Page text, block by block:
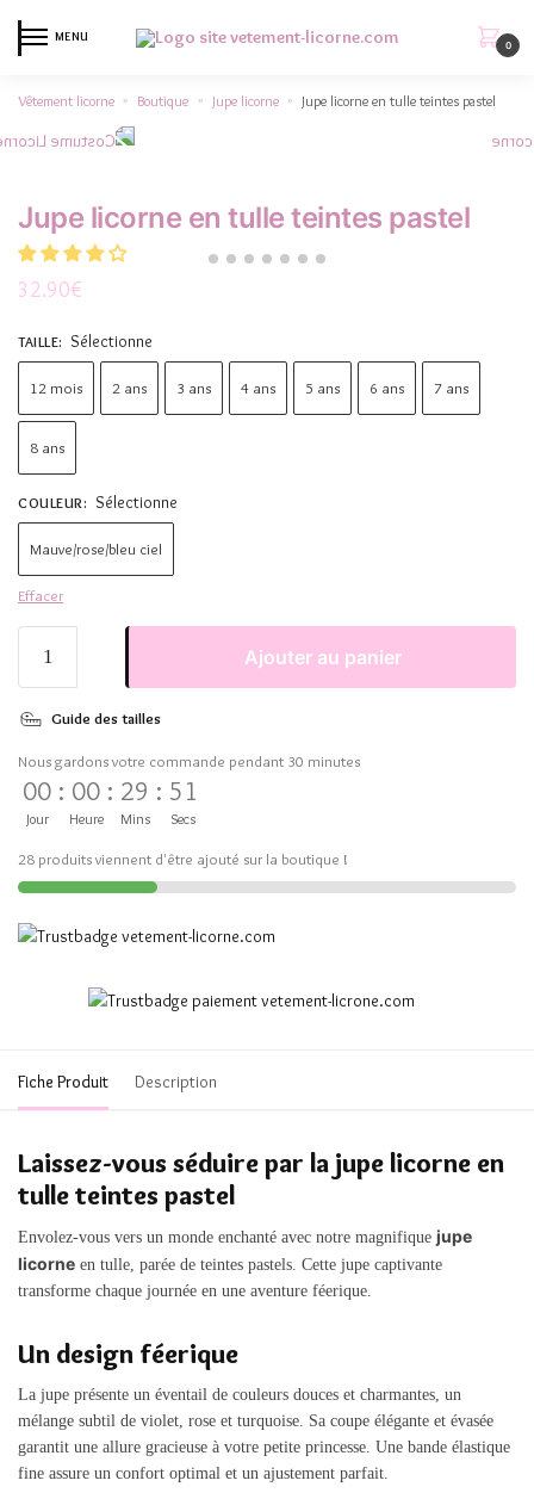
MENU
0
Vêtement licorne » Boutique » Jupe licorne » Jupe licorne en tulle teintes pastel
Jupe licorne en tulle teintes pastel
32.90€
TAILLE: Sélectionne
12 mois 2 ans 3 ans 4 ans 5 ans 6 ans 7 ans
8 ans
COULEUR: Sélectionne
Mauve/rose/bleu ciel
Effacer
Ajouter au panier
Guide des tailles
Nous gardons votre commande pendant 30 minutes
00
Jour
: 00
Heure
: 29
Mins
: 51
Secs
28 produits viennent d'être ajouté sur la boutique !
Fiche Produit Description
Laissez-vous séduire par la jupe licorne en
tulle teintes pastel
Envolez-vous vers un monde enchanté avec notre magnifique jupe
licorne en tulle, parée de teintes pastels. Cette jupe captivante
transforme chaque journée en une aventure féerique.
Un design féerique
La jupe présente un éventail de couleurs douces et charmantes, un
mélange subtil de violet, rose et turquoise. Sa coupe élégante et évasée
garantit une allure gracieuse à votre petite princesse. Une bande élastique
fine assure un confort optimal et un ajustement parfait.